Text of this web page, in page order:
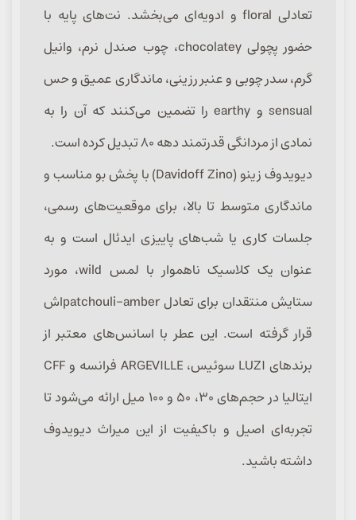
تعادلی floral و ادویه‌ای می‌بخشد. نت‌های پایه با
حضور پچولی chocolatey، چوب صندل نرم، وانیل
گرم، سدر چوبی و عنبر رزینی، ماندگاری عمیق و حس
sensual و earthy را تضمین می‌کنند که آن را به
نمادی از مردانگی قدرتمند دهه ۸۰ تبدیل کرده است.
دیویدوف زینو (Davidoff Zino) با پخش بو مناسب و
ماندگاری متوسط تا بالا، برای موقعیت‌های رسمی،
جلسات کاری یا شب‌های پاییزی ایدئال است و به
عنوان یک کلاسیک ناهموار با لمس wild، مورد
ستایش منتقدان برای تعادل patchouli-amber‌اش
قرار گرفته است. این عطر با اسانس‌های معتبر از
برندهای LUZI سوئیس، ARGEVILLE فرانسه و CFF
ایتالیا در حجم‌های ۳۰، ۵۰ و ۱۰۰ میل ارائه می‌شود تا
تجربه‌ای اصیل و باکیفیت از این میراث دیویدوف
داشته باشید.